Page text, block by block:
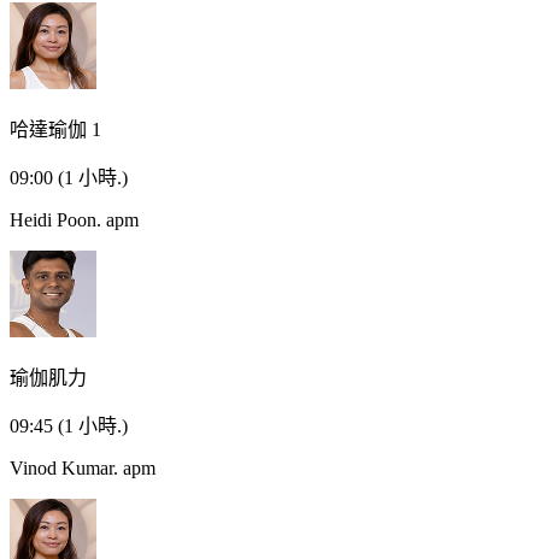
哈達瑜伽 1
09:00 (1 小時.)
Heidi Poon. apm
瑜伽肌力
09:45 (1 小時.)
Vinod Kumar. apm